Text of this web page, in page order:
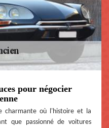
pour négocier
charmante où l'histoire et la
que passionné de voitures